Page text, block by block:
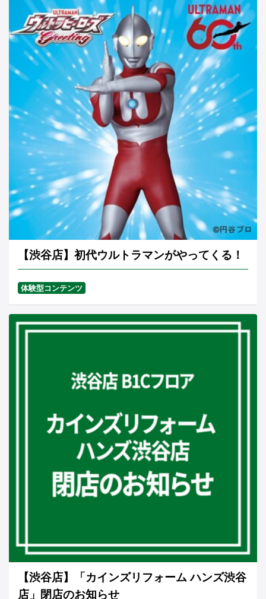
【渋谷店】初代ウルトラマンがやってくる！
体験型コンテンツ
【渋谷店】「カインズリフォーム ハンズ渋谷
店」閉店のお知らせ